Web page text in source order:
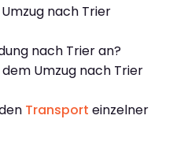
nach Trier
nach Trier an?
Umzug nach Trier
Transport einzelner